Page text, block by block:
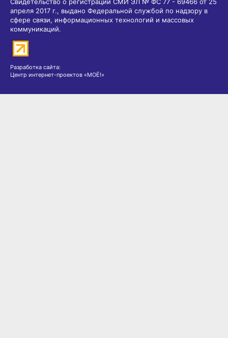
апреля 2017 г., выдано Федеральной службой по надзору в
сфере связи, информационных технологий и массовых
коммуникаций.
Разработка сайта:
Центр интернет-проектов «МОЁ!»